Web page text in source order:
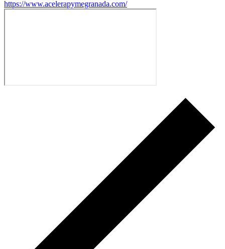
https://www.acelerapymegranada.com/